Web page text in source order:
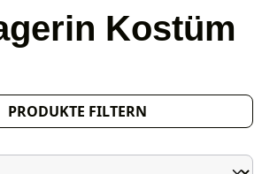
Kostüm
PRODUKTE FILTERN